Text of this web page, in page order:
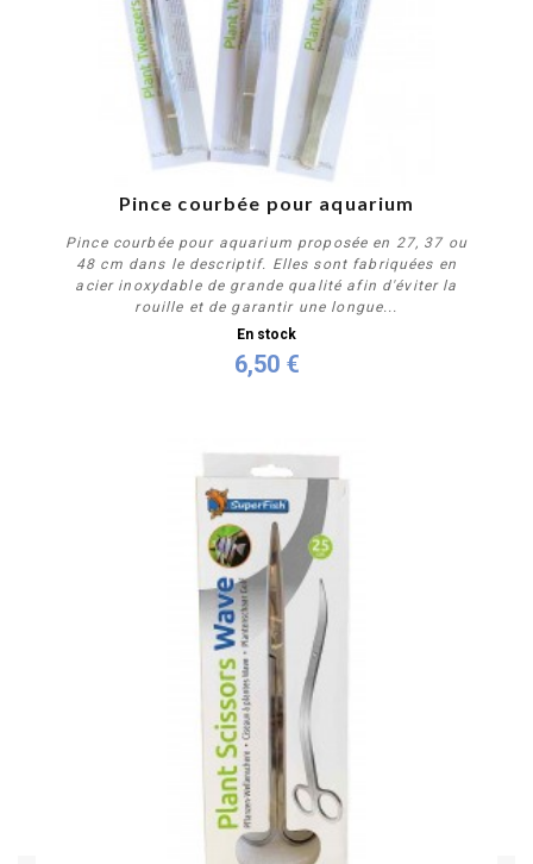
Pince courbée pour aquarium
Pince courbée pour aquarium proposée en 27, 37 ou
48 cm dans le descriptif. Elles sont fabriquées en
acier inoxydable de grande qualité afin d'éviter la
rouille et de garantir une longue...
En stock
6,50 €